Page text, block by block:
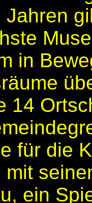
in
14
für die
mit
ein